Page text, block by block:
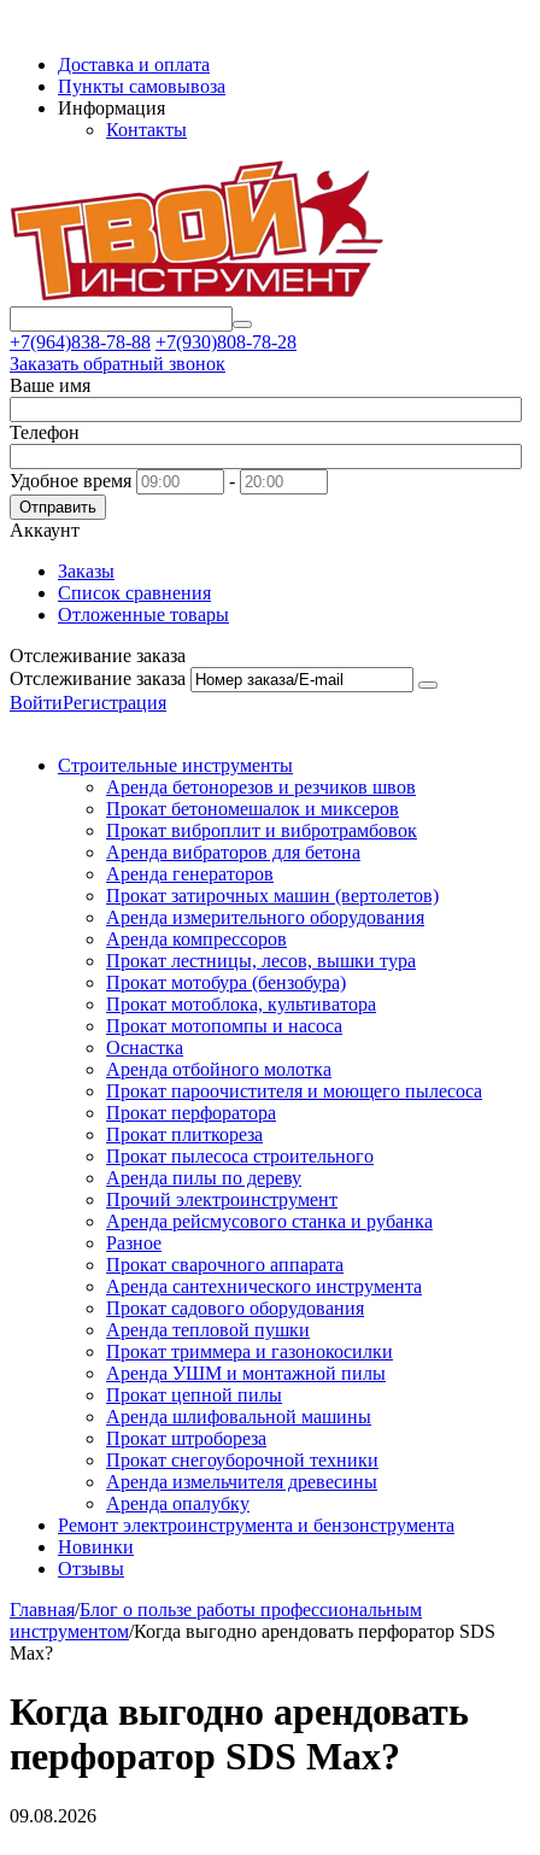
Доставка и оплата
Пункты самовывоза
Информация
Контакты
+7(964)838-78-88 +7(930)808-78-28
Заказать обратный звонок
Ваше имя
Телефон
Удобное время -
Отправить
Аккаунт
Заказы
Список сравнения
Отложенные товары
Отслеживание заказа
Отслеживание заказа
ВойтиРегистрация
Строительные инструменты
Аренда бетонорезов и резчиков швов
Прокат бетономешалок и миксеров
Прокат виброплит и вибротрамбовок
Аренда вибраторов для бетона
Аренда генераторов
Прокат затирочных машин (вертолетов)
Аренда измерительного оборудования
Аренда компрессоров
Прокат лестницы, лесов, вышки тура
Прокат мотобура (бензобура)
Прокат мотоблока, культиватора
Прокат мотопомпы и насоса
Оснастка
Аренда отбойного молотка
Прокат пароочистителя и моющего пылесоса
Прокат перфоратора
Прокат плиткореза
Прокат пылесоса строительного
Аренда пилы по дереву
Прочий электроинструмент
Аренда рейсмусового станка и рубанка
Разное
Прокат сварочного аппарата
Аренда сантехнического инструмента
Прокат садового оборудования
Аренда тепловой пушки
Прокат триммера и газонокосилки
Аренда УШМ и монтажной пилы
Прокат цепной пилы
Аренда шлифовальной машины
Прокат штробореза
Прокат снегоуборочной техники
Аренда измельчителя древесины
Аренда опалубку
Ремонт электроинструмента и бензонструмента
Новинки
Отзывы
Главная/Блог о пользе работы профессиональным
инструментом/Когда выгодно арендовать перфоратор SDS
Max?
Когда выгодно арендовать
перфоратор SDS Max?
09.08.2026